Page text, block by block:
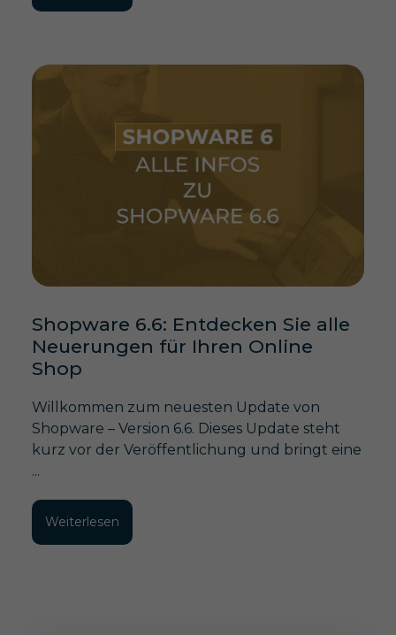
Shopware 6.6: Entdecken Sie alle
Neuerungen für Ihren Online
Shop
Willkommen zum neuesten Update von
Shopware – Version 6.6. Dieses Update steht
kurz vor der Veröffentlichung und bringt eine
...
Weiterlesen